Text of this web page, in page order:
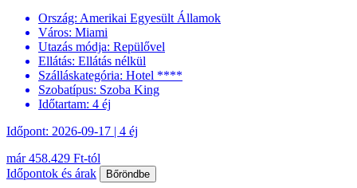
Ország: Amerikai Egyesült Államok
Város: Miami
Utazás módja: Repülővel
Ellátás: Ellátás nélkül
Szálláskategória: Hotel ****
Szobatípus: Szoba King
Időtartam: 4 éj
Időpont: 2026-09-17 | 4 éj
már 458.429 Ft-tól
Időpontok és árak
Bőröndbe